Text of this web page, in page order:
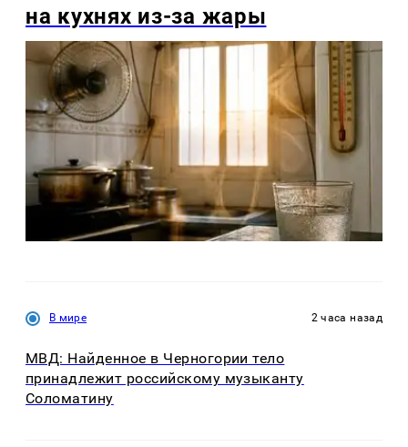
на кухнях из-за жары
В мире 2 часа назад
МВД: Найденное в Черногории тело
принадлежит российскому музыканту
Соломатину